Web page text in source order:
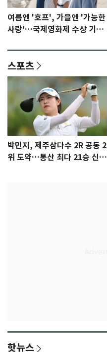
여름엔 '호프', 가을엔 '가능한
사랑'…국제영화제 수상 기대
스포츠
박민지, 제주삼다수 2R 공동 2
위 도약…통산 최다 21승 신기
핫뉴스